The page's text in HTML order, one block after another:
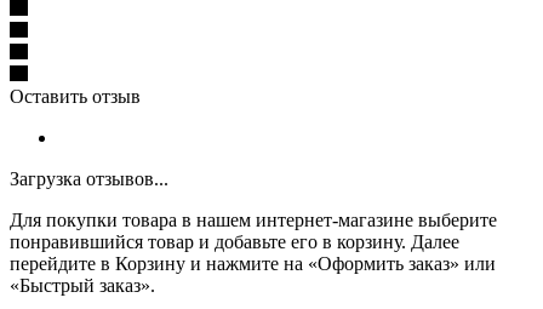
Оставить отзыв
Загрузка отзывов...
Для покупки товара в нашем интернет-магазине выберите
понравившийся товар и добавьте его в корзину. Далее
перейдите в Корзину и нажмите на «Оформить заказ» или
«Быстрый заказ».